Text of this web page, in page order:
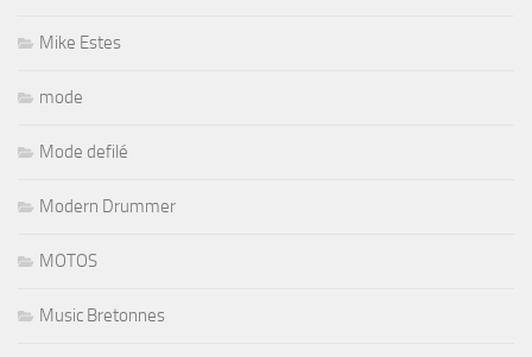
Mike Estes
mode
Mode defilé
Modern Drummer
MOTOS
Music Bretonnes